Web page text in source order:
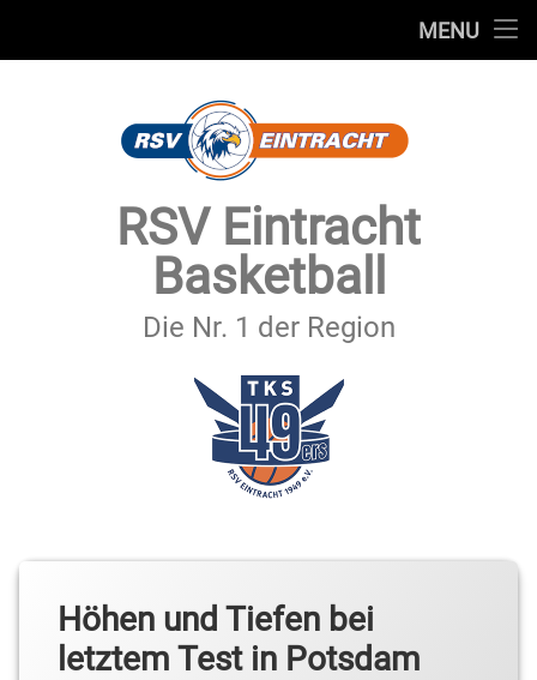
MENU
SECHSTER MANN
IMPRESSUM & DATENSCHUTZ
RSV Eintracht
Basketball
Die Nr. 1 der Region
Höhen und Tiefen bei
letztem Test in Potsdam